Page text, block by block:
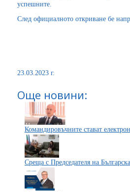
успешните.
След официалното откриване бе
23.03.2023 г.
Още новини:
Командировъчните стават
Среща с Председателя на